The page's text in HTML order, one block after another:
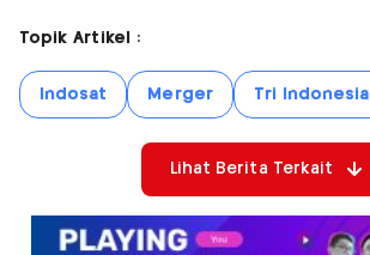
Topik Artikel :
Indosat Merger Tri Indonesia
Lihat Berita Terkait